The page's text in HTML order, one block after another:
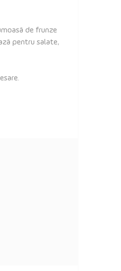
de frunze
pentru salate,